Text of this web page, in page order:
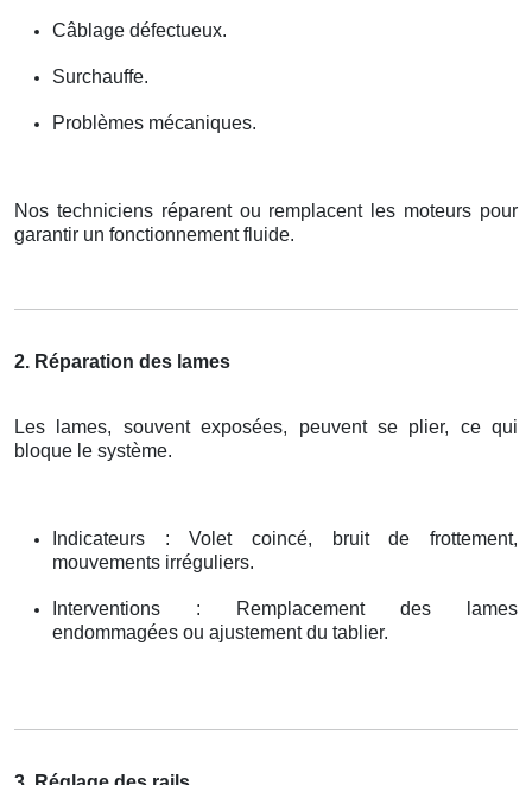
Câblage défectueux.
Surchauffe.
Problèmes mécaniques.
Nos techniciens réparent ou remplacent les moteurs pour
garantir un fonctionnement fluide.
2. Réparation des lames
Les lames, souvent exposées, peuvent se plier, ce qui
bloque le système.
Indicateurs : Volet coincé, bruit de frottement,
mouvements irréguliers.
Interventions : Remplacement des lames
endommagées ou ajustement du tablier.